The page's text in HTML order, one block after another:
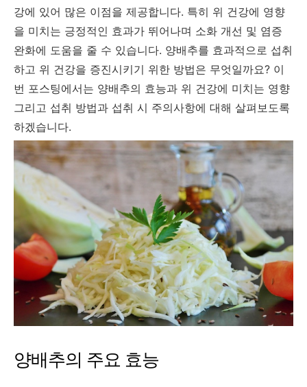
강에 있어 많은 이점을 제공합니다. 특히 위 건강에 영향
을 미치는 긍정적인 효과가 뛰어나며 소화 개선 및 염증
완화에 도움을 줄 수 있습니다. 양배추를 효과적으로 섭취
하고 위 건강을 증진시키기 위한 방법은 무엇일까요? 이
번 포스팅에서는 양배추의 효능과 위 건강에 미치는 영향
그리고 섭취 방법과 섭취 시 주의사항에 대해 살펴보도록
하겠습니다.
양배추의 주요 효능